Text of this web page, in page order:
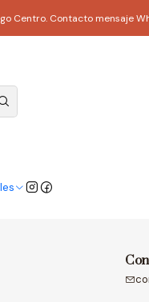
Centro. Contacto mensaje